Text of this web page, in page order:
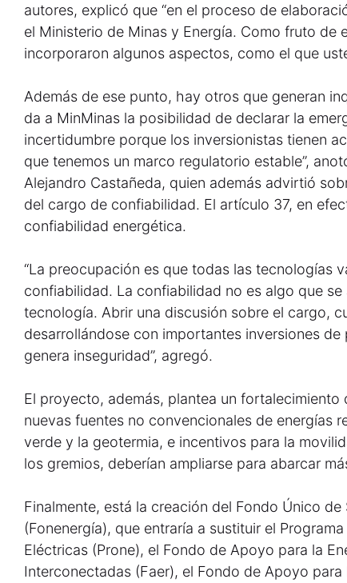
autores, explicó que “en el proceso de
el Ministerio de Minas y Energía. Como fruto de
incorporaron algunos aspectos, como el que
Además de ese punto, hay otros que generan
da a MinMinas la posibilidad de declarar la
incertidumbre porque los inversionistas tienen
que tenemos un marco regulatorio estable”,
Alejandro Castañeda, quien además advirtió
del cargo de confiabilidad. El artículo 37, en
confiabilidad energética.
“La preocupación es que todas las tecnologías
confiabilidad. La confiabilidad no es algo que
tecnología. Abrir una discusión sobre el cargo,
desarrollándose con importantes inversiones
genera inseguridad”, agregó.
El proyecto, además, plantea un
nuevas fuentes no convencionales de energías
verde y la geotermia, e incentivos para la
los gremios, deberían ampliarse para abarcar
Finalmente, está la creación del Fondo Único
(Fonenergía), que entraría a sustituir el
Eléctricas (Prone), el Fondo de Apoyo para la
Interconectadas (Faer), el Fondo de Apoyo